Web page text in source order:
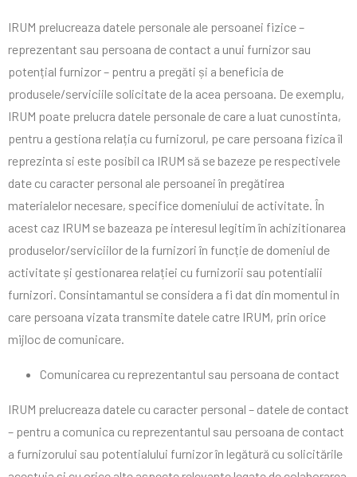
IRUM prelucreaza datele personale ale persoanei fizice –
reprezentant sau persoana de contact a unui furnizor sau
potențial furnizor – pentru a pregăti și a beneficia de
produsele/serviciile solicitate de la acea persoana. De exemplu,
IRUM poate prelucra datele personale de care a luat cunostinta,
pentru a gestiona relația cu furnizorul, pe care persoana fizica îl
reprezinta si este posibil ca IRUM să se bazeze pe respectivele
date cu caracter personal ale persoanei în pregătirea
materialelor necesare, specifice domeniului de activitate. În
acest caz IRUM se bazeaza pe interesul legitim în achizitionarea
produselor/serviciilor de la furnizori în funcție de domeniul de
activitate și gestionarea relației cu furnizorii sau potentialii
furnizori. Consintamantul se considera a fi dat din momentul in
care persoana vizata transmite datele catre IRUM, prin orice
mijloc de comunicare.
Comunicarea cu reprezentantul sau persoana de contact
IRUM prelucreaza datele cu caracter personal – datele de contact
– pentru a comunica cu reprezentantul sau persoana de contact
a furnizorului sau potentialului furnizor în legătură cu solicitările